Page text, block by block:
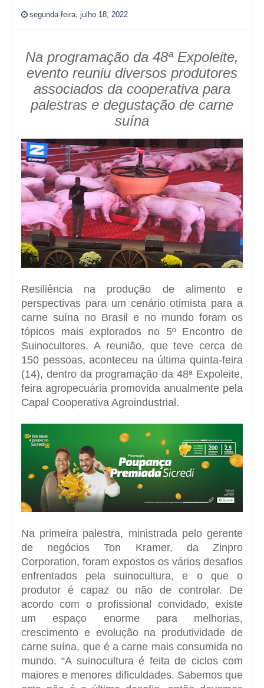
segunda-feira, julho 18, 2022
Na programação da 48ª Expoleite,
evento reuniu diversos produtores
associados da cooperativa para
palestras e degustação de carne
suína
Resiliência na produção de alimento e
perspectivas para um cenário otimista para a
carne suína no Brasil e no mundo foram os
tópicos mais explorados no 5º Encontro de
Suinocultores. A reunião, que teve cerca de
150 pessoas, aconteceu na última quinta-feira
(14), dentro da programação da 48ª Expoleite,
feira agropecuária promovida anualmente pela
Capal Cooperativa Agroindustrial.
Na primeira palestra, ministrada pelo gerente
de negócios Ton Kramer, da Zinpro
Corporation, foram expostos os vários desafios
enfrentados pela suinocultura, e o que o
produtor é capaz ou não de controlar. De
acordo com o profissional convidado, existe
um espaço enorme para melhorias,
crescimento e evolução na produtividade de
carne suína, que é a carne mais consumida no
mundo. “A suinocultura é feita de ciclos com
maiores e menores dificuldades. Sabemos que